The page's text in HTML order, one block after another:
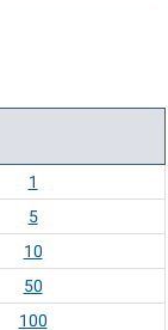
1
5
10
50
100